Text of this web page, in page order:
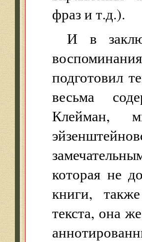
фраз и т.д.).
И в
подготовил
весьма
Клейман,
которая не
книги,
текста, она